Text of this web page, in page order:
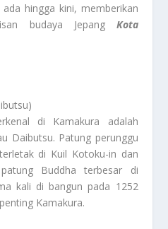
hingga kini, memberikan
budaya JepangKota
di Kamakura adalah
Daibutsu. Patung perunggu
di Kuil Kotoku-in dan
Buddha terbesar di
kali di bangun pada 1252
Kamakura.